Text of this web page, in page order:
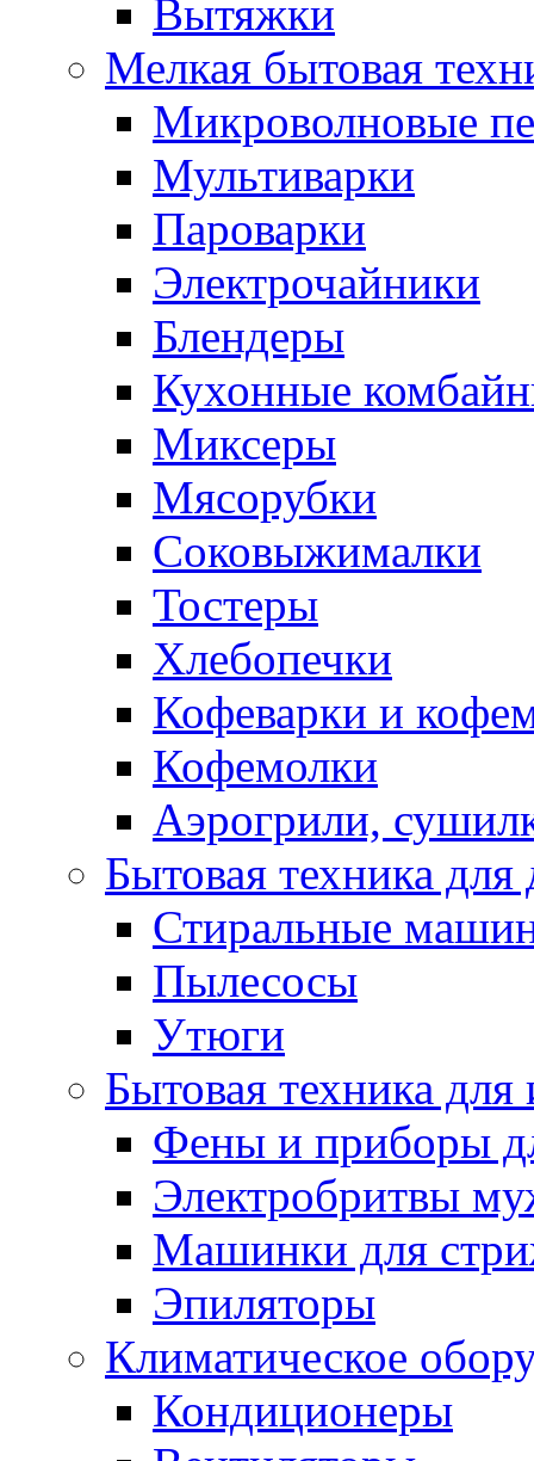
Вытяжки
Мелкая бытовая
Микроволновые
Мультиварки
Пароварки
Электрочайники
Блендеры
Кухонные
Миксеры
Мясорубки
Соковыжималки
Тостеры
Хлебопечки
Кофеварки и
Кофемолки
Аэрогрили,
Бытовая техника для
Стиральные
Пылесосы
Утюги
Бытовая техника
Фены и приборы
Электробритвы
Машинки для
Эпиляторы
Климатическое
Кондиционеры